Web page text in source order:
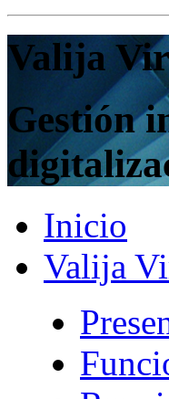
Valija
Gestión
Inicio
Valija